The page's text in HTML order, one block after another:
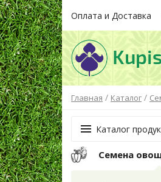
Оплата и Доставка
Главная / Каталог /
Каталог
Семена